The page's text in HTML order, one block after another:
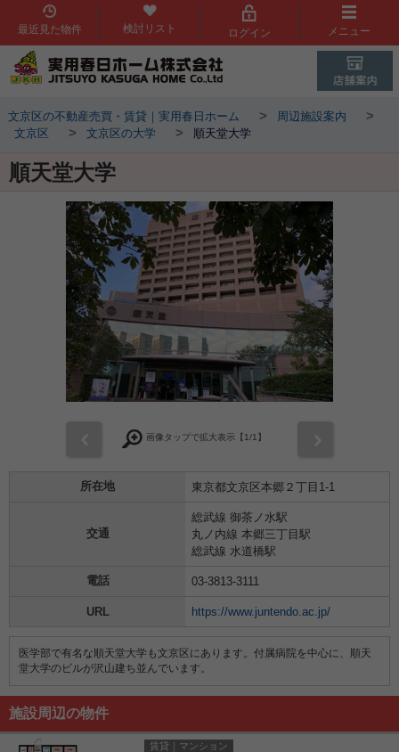
最近見た物件 検討リスト ログイン メニュー
文京区の不動産売買・賃貸｜実用春日ホーム > 周辺施設案内 >
文京区 > 文京区の大学 > 順天堂大学
順天堂大学
画像タップで拡大表示【 1/1】
所在地 東京都文京区本郷２丁目1-1
交通
総武線 御茶ノ水駅
丸ノ内線 本郷三丁目駅
総武線 水道橋駅
電話 03-3813-3111
URL https://www.juntendo.ac.jp/
医学部で有名な順天堂大学も文京区にあります。付属病院を中心に、順天
堂大学のビルが沢山建ち並んでいます。
施設周辺の物件
賃貸｜マンション